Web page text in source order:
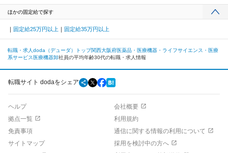
ほかの固定給で探す
固定給25万円以上 固定給35万円以上
転職・求人doda（デューダ）トップ関西大阪府医薬品・医療機器・ライフサイエンス・医療
系サービス 医療機器卸社員の平均年齢30代の転職・求人情報
転職サイト dodaをシェア
ヘルプ
会社概要
拠点一覧
利用規約
免責事項
通信に関する情報の利用について
サイトマップ
採用を検討中の方へ